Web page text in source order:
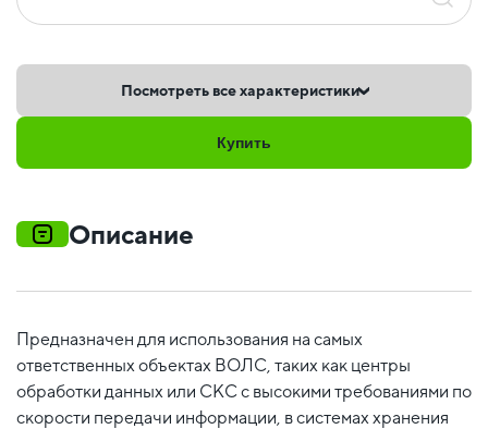
Посмотреть все характеристики
Купить
Описание
Предназначен для использования на самых
ответственных объектах ВОЛС, таких как центры
обработки данных или СКС с высокими требованиями по
скорости передачи информации, в системах хранения